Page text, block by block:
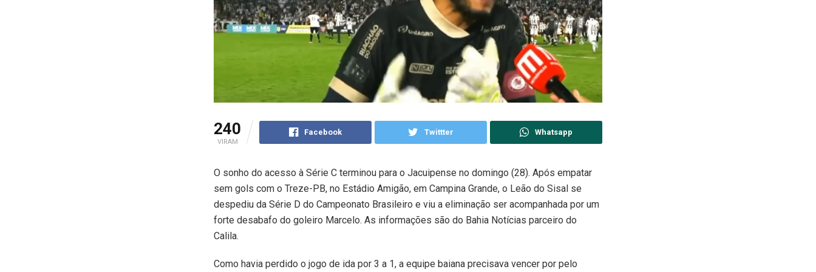
240
VIRAM
Facebook Twittter Whatsapp
O sonho do acesso à Série C terminou para o Jacuipense no domingo (28). Após empatar
sem gols com o Treze-PB, no Estádio Amigão, em Campina Grande, o Leão do Sisal se
despediu da Série D do Campeonato Brasileiro e viu a eliminação ser acompanhada por um
forte desabafo do goleiro Marcelo. As informações são do Bahia Notícias parceiro do
Calila.
Como havia perdido o jogo de ida por 3 a 1, a equipe baiana precisava vencer por pelo